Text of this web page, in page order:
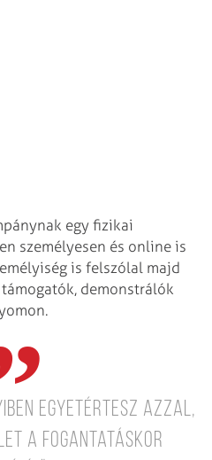
egy fizikai
személyesen és online is
is felszólal majd
demonstrálók
egyetértesz azzal,
a fogantatáskor